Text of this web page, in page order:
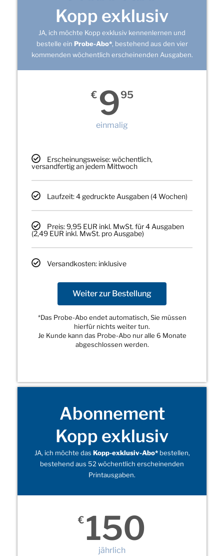
Kopp exklusiv
JA, ich möchte Kopp exklusiv kennenlernen und
bestelle ein Probe-Abo*, bestehend aus den vier
kommenden wöchentlich erscheinenden Ausgaben.
€ 995
einmalig
Erscheinungsweise: wöchentlich,
versandfertig an jedem Mittwoch
Laufzeit: 4 gedruckte Ausgaben (4 Wochen)
Preis: 9,95 EUR inkl. MwSt. für 4 Ausgaben
(2,49 EUR inkl. MwSt. pro Ausgabe)
Versandkosten: inklusive
Weiter zur Bestellung
*Das Probe-Abo endet automatisch, Sie müssen
hierfür nichts weiter tun.
Je Kunde kann das Probe-Abo nur alle 6 Monate
abgeschlossen werden.
Abonnement
Kopp exklusiv
JA, ich möchte das Kopp-exklusiv-Abo*bestellen,
bestehend aus 52 wöchentlich erscheinenden
Printausgaben.
€ 150
jährlich